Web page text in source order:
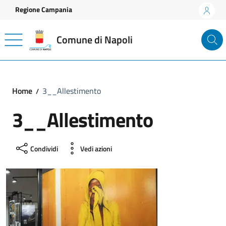
Vai ai contenuti
Vai al footer
Regione Campania
Comune di Napoli
Home 3__Allestimento
3__Allestimento
Condividi Vedi azioni